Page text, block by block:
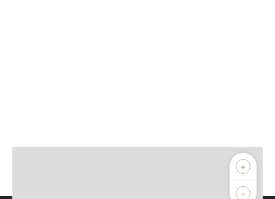
+
-